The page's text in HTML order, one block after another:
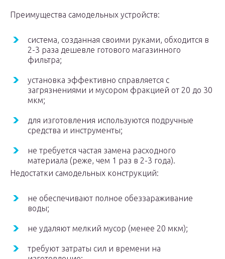
Преимущества самодельных устройств:
система, созданная своими руками, обходится в
2-3 раза дешевле готового магазинного
фильтра;
установка эффективно справляется с
загрязнениями и мусором фракцией от 20 до 30
мкм;
для изготовления используются подручные
средства и инструменты;
не требуется частая замена расходного
материала (реже, чем 1 раз в 2-3 года).
Недостатки самодельных конструкций:
не обеспечивают полное обеззараживание
воды;
не удаляют мелкий мусор (менее 20 мкм);
требуют затраты сил и времени на